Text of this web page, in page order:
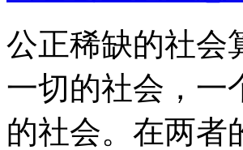
公正稀缺的社会
一切的社会，一
的社会。在两者